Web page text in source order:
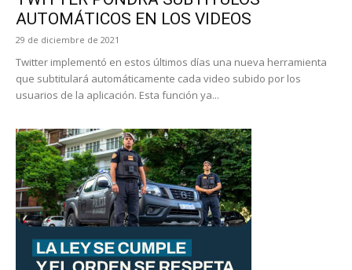
AUTOMÁTICOS EN LOS VIDEOS
29 de diciembre de 2021
Twitter implementó en estos últimos días una nueva herramienta
que subtitulará automáticamente cada video subido por los
usuarios de la aplicación. Esta función ya...